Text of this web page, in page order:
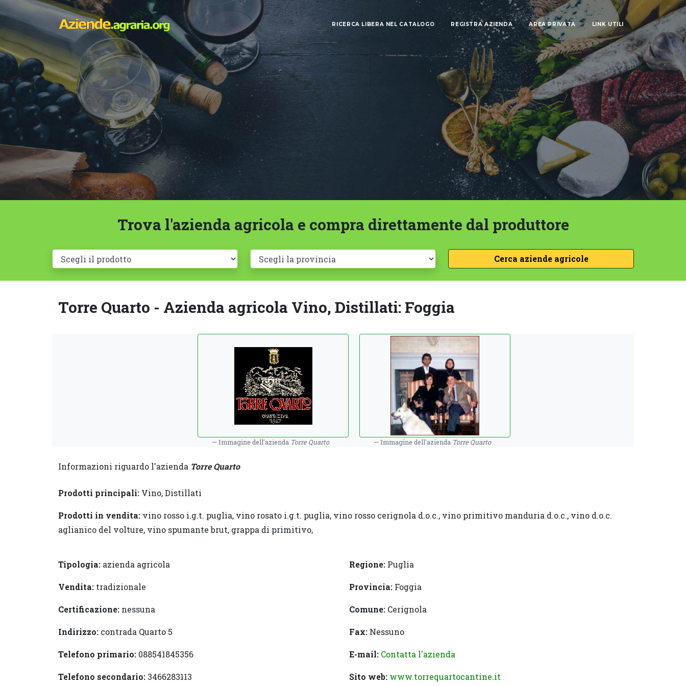
RICERCA LIBERA NEL CATALOGO REGISTRA AZIENDA AREA PRIVATA LINK UTILI
Trova l'azienda agricola e compra direttamente dal produttore
Torre Quarto - Azienda agricola Vino, Distillati: Foggia
Immagine dell'azienda Torre Quarto Immagine dell'azienda Torre Quarto
Informazioni riguardo l'azienda Torre Quarto
Prodotti principali: Vino, Distillati
Prodotti in vendita: vino rosso i.g.t. puglia, vino rosato i.g.t. puglia, vino rosso cerignola d.o.c., vino primitivo manduria d.o.c., vino d.o.c.
aglianico del volture, vino spumante brut, grappa di primitivo,
Tipologia: azienda agricola
Vendita: tradizionale
Certificazione: nessuna
Indirizzo: contrada Quarto 5
Telefono primario: 088541845356
Telefono secondario: 3466283113
Regione: Puglia
Provincia: Foggia
Comune: Cerignola
Fax: Nessuno
E-mail: Contatta l'azienda
Sito web: www.torrequartocantine.it